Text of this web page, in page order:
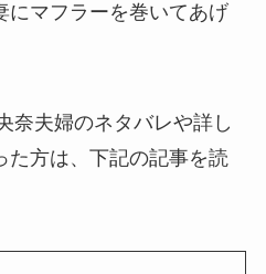
にマフラーを巻いてあげ
奈夫婦のネタバレや詳し
た方は、下記の記事を読